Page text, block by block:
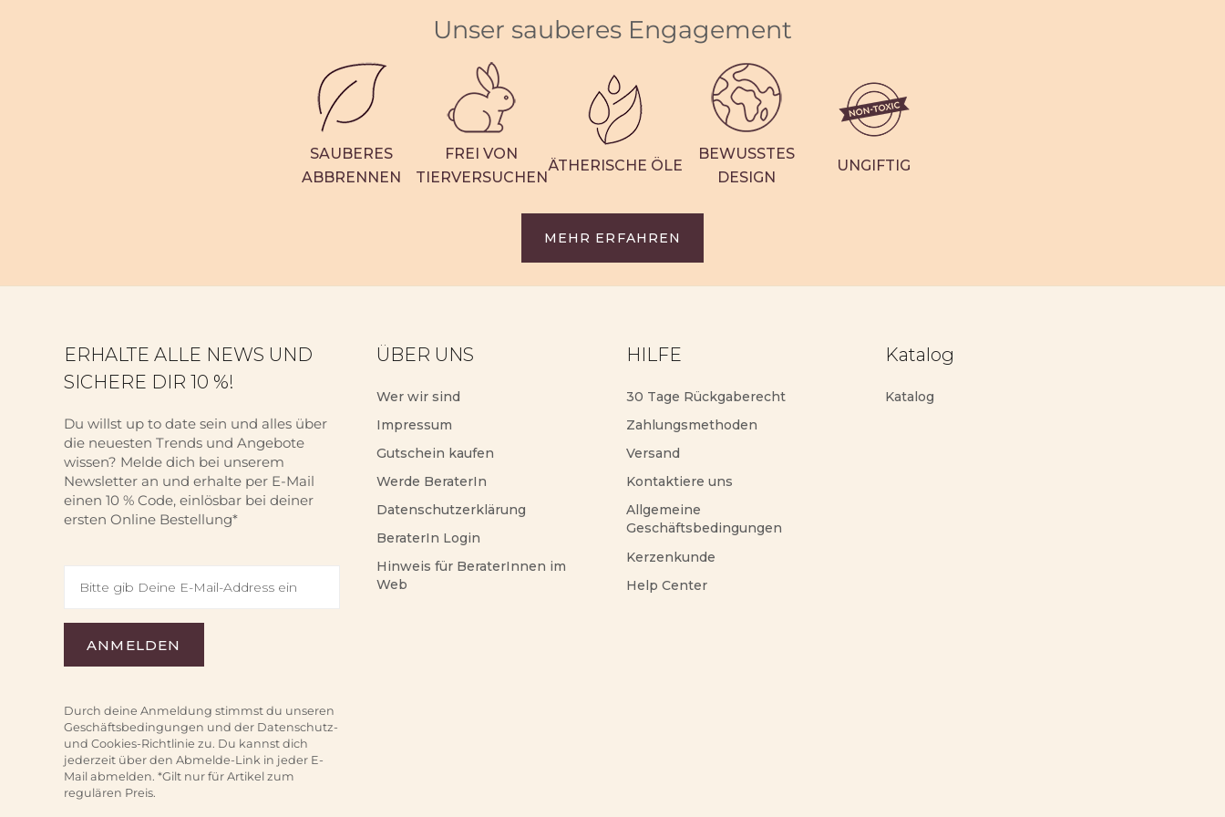
20,00 € 34,95 € Angebot
111
Unser sauberes Engagement
SAUBERES
ABBRENNEN
FREI VON
TIERVERSUCHEN
ÄTHERISCHE ÖLE
BEWUSSTES
DESIGN
UNGIFTIG
MEHR ERFAHREN
ERHALTE ALLE NEWS UND
SICHERE DIR 10 %!
Du willst up to date sein und alles über
die neuesten Trends und Angebote
wissen? Melde dich bei unserem
Newsletter an und erhalte per E-Mail
einen 10 % Code, einlösbar bei deiner
ersten Online Bestellung*
Durch deine Anmeldung stimmst du unseren
Geschäftsbedingungen und der Datenschutz-
und Cookies-Richtlinie zu. Du kannst dich
jederzeit über den Abmelde-Link in jeder E-
Mail abmelden. *Gilt nur für Artikel zum
regulären Preis.
ÜBER UNS
Wer wir sind
Impressum
Gutschein kaufen
Werde BeraterIn
Datenschutzerklärung
BeraterIn Login
Hinweis für BeraterInnen im
Web
HILFE
30 Tage Rückgaberecht
Zahlungsmethoden
Versand
Kontaktiere uns
Allgemeine
Geschäftsbedingungen
Kerzenkunde
Help Center
Katalog
Katalog